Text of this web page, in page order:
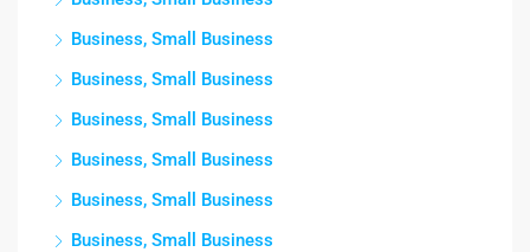
Business, Small Business
Business, Small Business
Business, Small Business
Business, Small Business
Business, Small Business
Business, Small Business